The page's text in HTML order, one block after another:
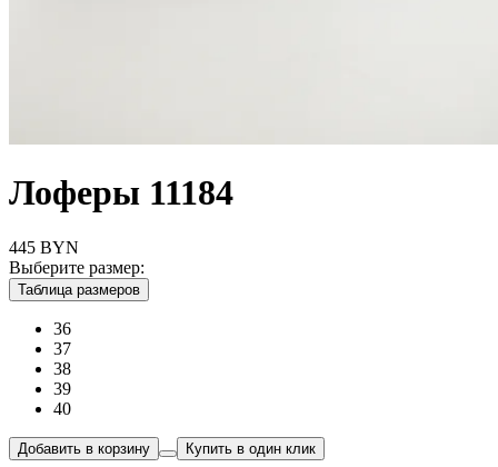
Лоферы 11184
445 BYN
Выберите размер:
Таблица размеров
36
37
38
39
40
Добавить в корзину Купить в один клик